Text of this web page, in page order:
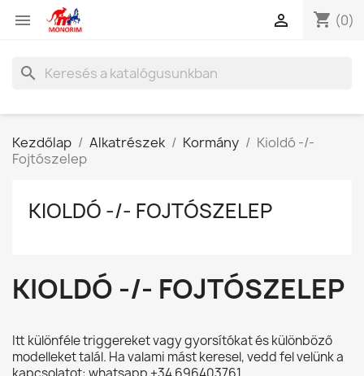
 shopping_cart (0)

search
Kezdőlap Alkatrészek Kormány
Kioldó -/-
Fojtószelep
KIOLDÓ -/- FOJTÓSZELEP
KIOLDÓ -/- FOJTÓSZELEP
Itt különféle triggereket vagy gyorsítókat és különböző
modelleket talál. Ha valami mást keresel, vedd fel velünk a